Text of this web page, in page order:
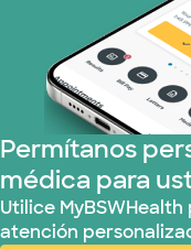
Plan de
Tricare (3
TriWest
United
WellMed (15
Permítanos
médica para
Utilice
atención